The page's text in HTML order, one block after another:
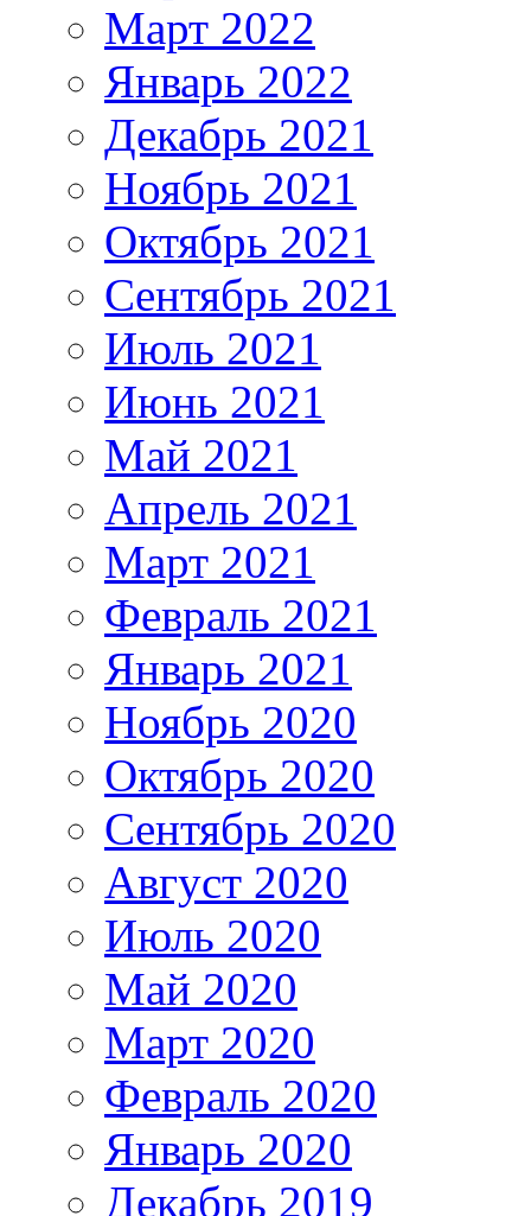
Март 2022
Январь 2022
Декабрь 2021
Ноябрь 2021
Октябрь 2021
Сентябрь 2021
Июль 2021
Июнь 2021
Май 2021
Апрель 2021
Март 2021
Февраль 2021
Январь 2021
Ноябрь 2020
Октябрь 2020
Сентябрь 2020
Август 2020
Июль 2020
Май 2020
Март 2020
Февраль 2020
Январь 2020
Декабрь 2019